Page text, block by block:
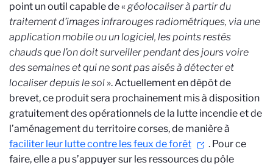
point un outil capable de «géolocaliser à partir du
traitement d’images infrarouges radiométriques, via une
application mobile ou un logiciel, les points restés
chauds que l’on doit surveiller pendant des jours voire
des semaines et qui ne sont pas aisés à détecter et
localiser depuis le sol ». Actuellement en dépôt de
brevet, ce produit sera prochainement mis à disposition
gratuitement des opérationnels de la lutte incendie et de
l’aménagement du territoire corses, de manière à
faciliter leur lutte contre les feux de forêt
. Pour ce
faire, elle a pu s’appuyer sur les ressources du pôle